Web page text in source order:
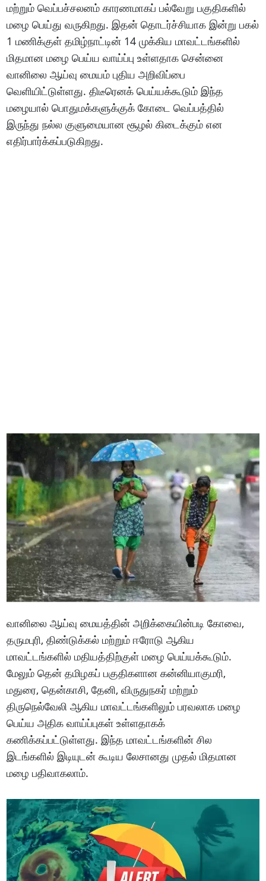
மற்றும் வெப்பச்சலனம் காரணமாகப் பல்வேறு பகுதிகளில்
மழை பெய்து வருகிறது. இதன் தொடர்ச்சியாக இன்று பகல்
1 மணிக்குள் தமிழ்நாட்டின் 14 முக்கிய மாவட்டங்களில்
மிதமான மழை பெய்ய வாய்ப்பு உள்ளதாக சென்னை
வானிலை ஆய்வு மையம் புதிய அறிவிப்பை
வெளியிட்டுள்ளது. திடீரெனக் பெய்யக்கூடும் இந்த
மழையால் பொதுமக்களுக்குக் கோடை வெப்பத்தில்
இருந்து நல்ல குளுமையான சூழல் கிடைக்கும் என
எதிர்பார்க்கப்படுகிறது.
வானிலை ஆய்வு மையத்தின் அறிக்கையின்படி கோவை,
தருமபுரி, திண்டுக்கல் மற்றும் ஈரோடு ஆகிய
மாவட்டங்களில் மதியத்திற்குள் மழை பெய்யக்கூடும்.
மேலும் தென் தமிழகப் பகுதிகளான கன்னியாகுமரி,
மதுரை, தென்காசி, தேனி, விருதுநகர் மற்றும்
திருநெல்வேலி ஆகிய மாவட்டங்களிலும் பரவலாக மழை
பெய்ய அதிக வாய்ப்புகள் உள்ளதாகக்
கணிக்கப்பட்டுள்ளது. இந்த மாவட்டங்களின் சில
இடங்களில் இடியுடன் கூடிய லேசானது முதல் மிதமான
மழை பதிவாகலாம்.